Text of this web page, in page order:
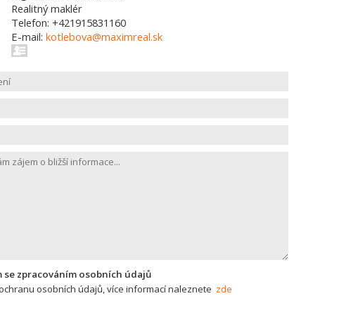
Realitný maklér
Telefon: +421915831160
E-mail: kotlebova@maximreal.sk
se zpracováním osobních údajů
osobních údajů, více informací naleznete zde